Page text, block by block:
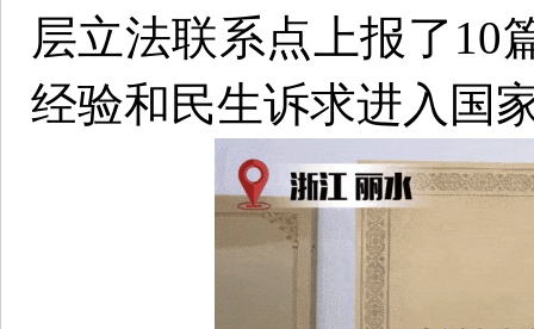
层立法联系点上报了10
经验和民生诉求进入国